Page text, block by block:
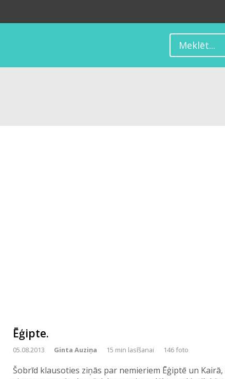
Ēģipte.
05.08.2013 Ginta Auziņa 15 min lasīšanai 146 foto
Šobrīd klausoties ziņās par nemieriem Ēģiptē un Kairā,